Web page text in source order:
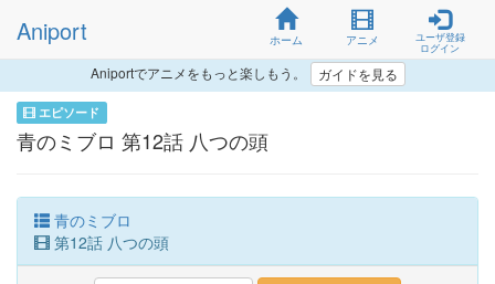
Aniport ホーム アニメ
ユーザ登録
ログイン
Aniportでアニメをもっと楽しもう。 ガイドを見る
エピソード
青のミブロ 第12話 八つの頭
青のミブロ
第12話 八つの頭